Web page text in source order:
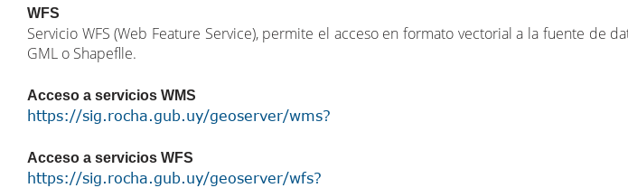
WFS
Servicio WFS (Web Feature Service), permite el acceso en formato vectorial a la fuente de
GML o Shapeflle.
Acceso a servicios WMS
https://sig.rocha.gub.uy/geoserver/wms?
Acceso a servicios WFS
https://sig.rocha.gub.uy/geoserver/wfs?